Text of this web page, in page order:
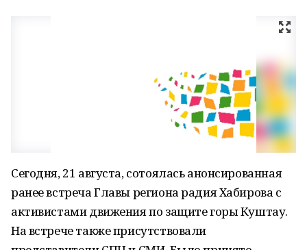
Сегодня, 21 августа, сотоялась анонсированная
ранее встреча Главы региона радия Хабирова с
активистами движения по защите горы Куштау.
На встрече также присутствовали